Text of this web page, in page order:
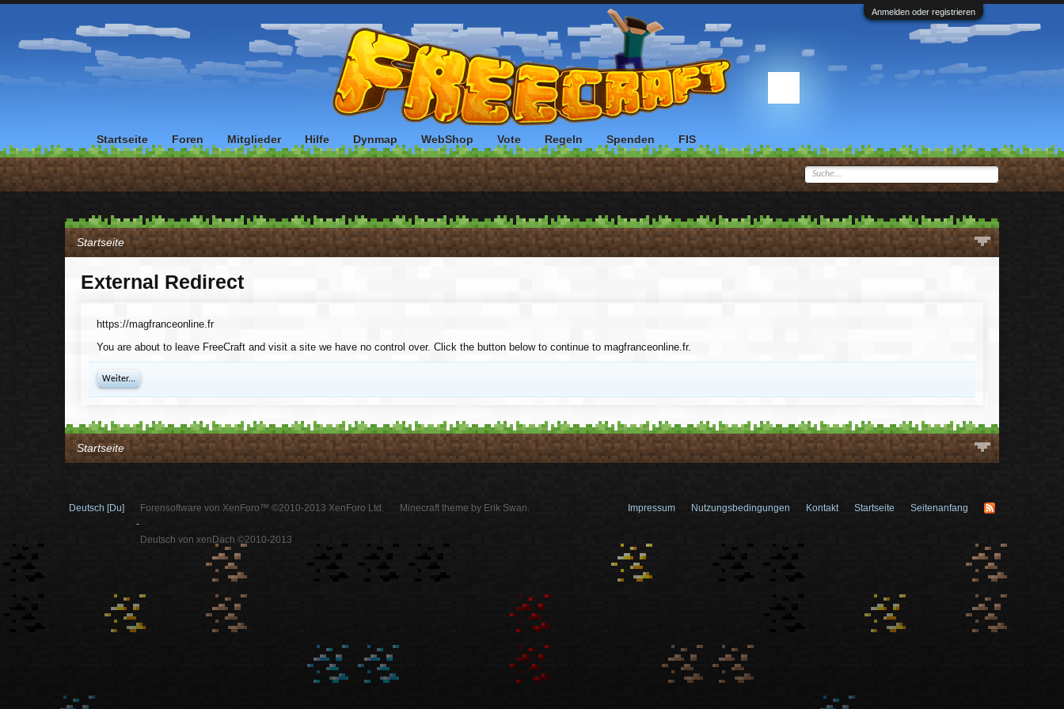
Anmelden oder registrieren
Startseite
External Redirect
https://magfranceonline.fr
You are about to leave FreeCraft and visit a site we have no control over. Click the button below to continue to magfranceonline.fr.
Weiter...
Startseite
Startseite Foren Mitglieder Hilfe Dynmap WebShop Vote Regeln Spenden FIS
Deutsch [Du]
Forensoftware von XenForo™ ©2010-2013 XenForo Ltd.
-
Deutsch von xenDach ©2010-2013
Minecraft theme by Erik Swan. Impressum Nutzungsbedingungen Kontakt Startseite Seitenanfang